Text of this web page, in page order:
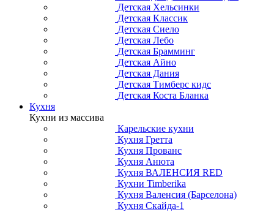
Детская Хельсинки
Детская Классик
Детская Сиело
Детская Лебо
Детская Брамминг
Детская Айно
Детская Дания
Детская Тимберс кидс
Детская Коста Бланка
Кухня
Кухни из массива
Карельские кухни
Кухня Гретта
Кухня Прованс
Кухня Анюта
Кухня ВАЛЕНСИЯ RED
Кухни Timberika
Кухня Валенсия (Барселона)
Кухня Скайда-1